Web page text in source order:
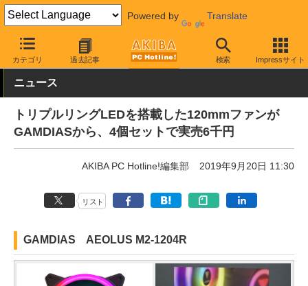
Powered by Translate
カテゴリ 過去記事 検索 Impressサイト
AKIBA PC Hotline! PCパーツ ファン関連製品 ケースファン
ニュース
トリプルリングLEDを搭載した120mmファンが
GAMDIASから、4個セットで実売6千円
AKIBA PC Hotline!編集部 2019年9月20日 11:30
リスト
GAMDIAS AEOLUS M2-1204R